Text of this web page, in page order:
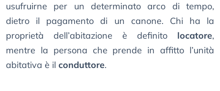
usufruirne per un determinato arco di tempo,
dietro il pagamento di un canone. Chi ha la
proprietà dell’abitazione è definito locatore,
mentre la persona che prende in affitto l’unità
abitativa è il conduttore.